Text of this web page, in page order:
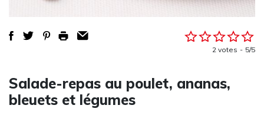
2 votes 5/5
Salade-repas au poulet, ananas,
bleuets et légumes